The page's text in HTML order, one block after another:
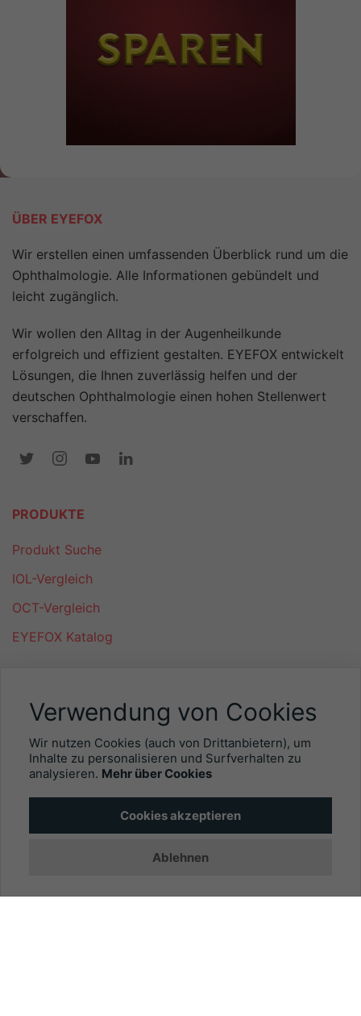
ÜBER EYEFOX
Wir erstellen einen umfassenden Überblick rund um die
Ophthalmologie. Alle Informationen gebündelt und
leicht zugänglich.
Wir wollen den Alltag in der Augenheilkunde
erfolgreich und effizient gestalten. EYEFOX entwickelt
Lösungen, die Ihnen zuverlässig helfen und der
deutschen Ophthalmologie einen hohen Stellenwert
verschaffen.
PRODUKTE
Produkt Suche
IOL-Vergleich
OCT-Vergleich
EYEFOX Katalog
Mitgliederbereich
Newsletter
Personalgewinnung mit EYEFOX
INFORMATIONEN
Werben mit EYEFOX
Verwendung von Cookies
Wir nutzen Cookies (auch von Drittanbietern), um
Inhalte zu personalisieren und Surfverhalten zu
analysieren. Mehr über Cookies
Cookies akzeptieren
Ablehnen